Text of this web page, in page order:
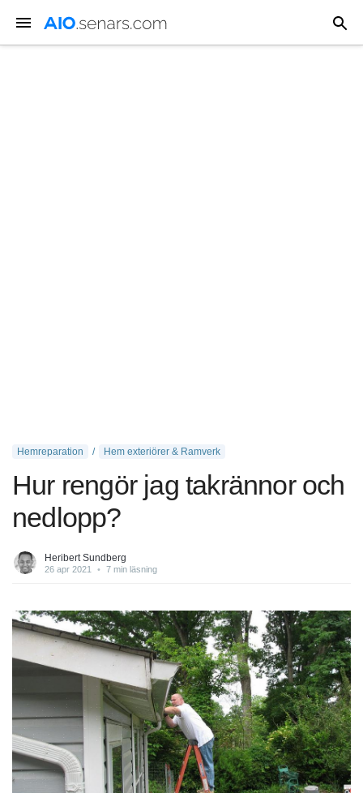
Hemreparation Hem exteriörer & Ramverk
Hur rengör jag takrännor och
nedlopp?
Heribert Sundberg
26 apr 2021 • 7 min läsning